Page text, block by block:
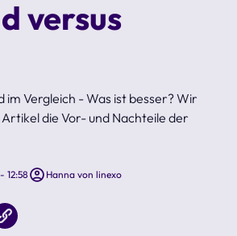
versus
im Vergleich - Was ist besser? Wir
die Vor- und Nachteile der
12:58 Hanna von linexo